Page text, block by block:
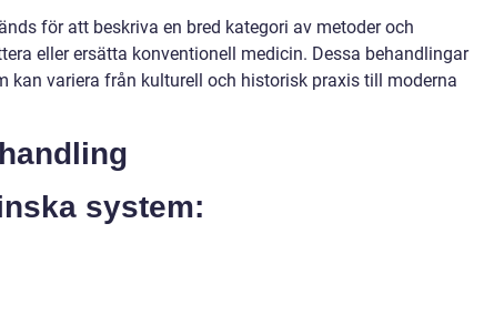
för att beskriva en bred kategori av metoder och
eller ersätta konventionell medicin. Dessa behandlingar
kan variera från kulturell och historisk praxis till moderna
system: